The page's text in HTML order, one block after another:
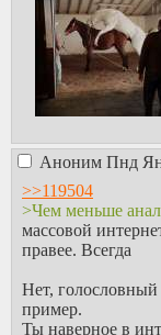
Аноним Пнд
>>119504
>Чем меньше
массовой
правее. Всегда
Нет, голословный
пример.
Ты наверное в